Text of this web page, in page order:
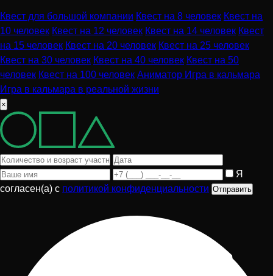
Квест для большой компании Квест на 8 человек Квест на
10 человек Квест на 12 человек Квест на 14 человек Квест
на 15 человек Квест на 20 человек Квест на 25 человек
Квест на 30 человек Квест на 40 человек Квест на 50
человек Квест на 100 человек Аниматор Игра в кальмара
Игра в кальмара в реальной жизни
×
Я
согласен(а) с политикой конфиденциальности Отправить